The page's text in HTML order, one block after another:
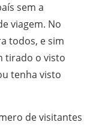
sem a
viagem. No
todos, e sim
tirado o visto
tenha visto
de visitantes